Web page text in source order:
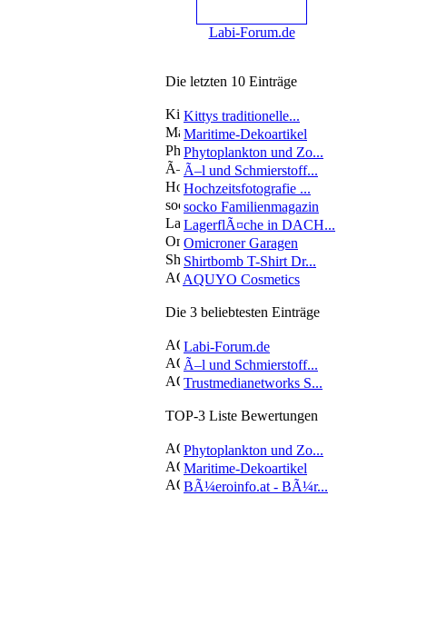
Labi-Forum.de
Die letzten 10 Einträge
Kittys traditionelle...
Maritime-Dekoartikel
Phytoplankton und Zo...
Ã–l und Schmierstoff...
Hochzeitsfotografie ...
socko Familienmagazin
LagerflÃ¤che in DACH...
Omicroner Garagen
Shirtbomb T-Shirt Dr...
AQUYO Cosmetics
Die 3 beliebtesten Einträge
Labi-Forum.de
Ã–l und Schmierstoff...
Trustmedianetworks S...
TOP-3 Liste Bewertungen
Phytoplankton und Zo...
Maritime-Dekoartikel
BÃ¼eroinfo.at - BÃ¼r...